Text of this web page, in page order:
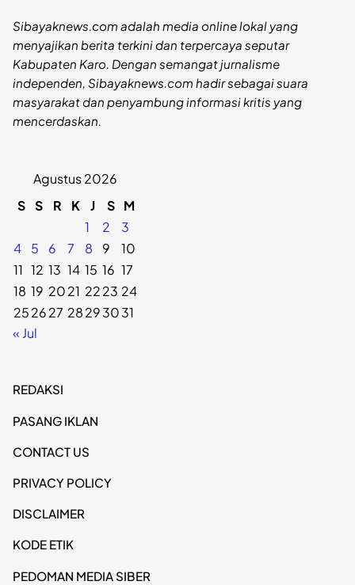
Sibayaknews.com adalah media online lokal yang
menyajikan berita terkini dan terpercaya seputar
Kabupaten Karo. Dengan semangat jurnalisme
independen, Sibayaknews.com hadir sebagai suara
masyarakat dan penyambung informasi kritis yang
mencerdaskan.
Agustus 2026
S S R K J S M
1
2
3
4
5 6 7 8 9
10
11 12 13 14 15 16 17
18 19 2021 2223 24
252627 28293031
« Jul
REDAKSI
PASANG IKLAN
CONTACT US
PRIVACY POLICY
DISCLAIMER
KODE ETIK
PEDOMAN MEDIA SIBER